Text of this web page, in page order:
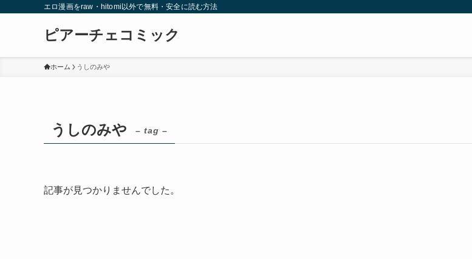
エロ漫画をraw・hitomi以外で無料・安全に読む方法
ピアーチェコミック
ホーム うしのみや
うしのみや – tag –
記事が見つかりませんでした。